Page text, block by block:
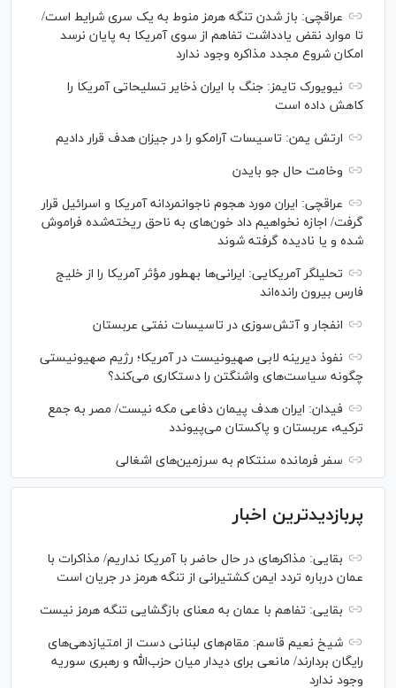
عراقچی: باز شدن تنگه هرمز منوط به یک سری شرایط است/
تا موارد نقض یادداشت تفاهم از سوی آمریکا به پایان نرسد
امکان شروع مجدد مذاکره وجود ندارد
نیویورک تایمز: جنگ با ایران ذخایر تسلیحاتی آمریکا را
کاهش داده است
ارتش یمن: تاسیسات آرامکو را در جیزان هدف قرار دادیم
وخامت حال جو بایدن
عراقچی: ایران مورد هجوم ناجوانمردانه آمریکا و اسرائیل قرار
گرفت/ اجازه نخواهیم داد خون‌های به ناحق ریخته‌شده فراموش
شده و یا نادیده گرفته شوند
تحلیلگر آمریکایی: ایرانی‌ها به‎طور مؤثر آمریکا را از خلیج
فارس بیرون رانده‌اند
انفجار و آتش‌سوزی در تاسیسات نفتی عربستان
نفوذ دیرینه لابی صهیونیست در آمریکا؛ رژیم صهیونیستی
چگونه سیاست‌های واشنگتن را دستکاری می‌کند؟
فیدان: ایران هدف پیمان دفاعی مکه نیست/ مصر به جمع
ترکیه، عربستان و پاکستان می‌پیوندد
سفر فرمانده سنتکام به سرزمین‌های اشغالی
پربازدیدترین اخبار
بقایی: مذاکره‎ای در حال حاضر با آمریکا نداریم/ مذاکرات با
عمان درباره تردد ایمن کشتیرانی از تنگه هرمز در جریان است
بقایی: تفاهم با عمان به معنای بازگشایی تنگه هرمز نیست
شیخ نعیم قاسم: مقام‌های لبنانی دست از امتیازدهی‌های
رایگان بردارند/ مانعی برای دیدار میان حزب‌الله و رهبری سوریه
وجود ندارد